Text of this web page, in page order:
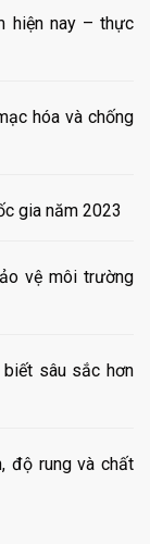
hiện nay – thực
hóa và chống
gia năm 2023
vệ môi trường
sâu sắc hơn
độ rung và chất